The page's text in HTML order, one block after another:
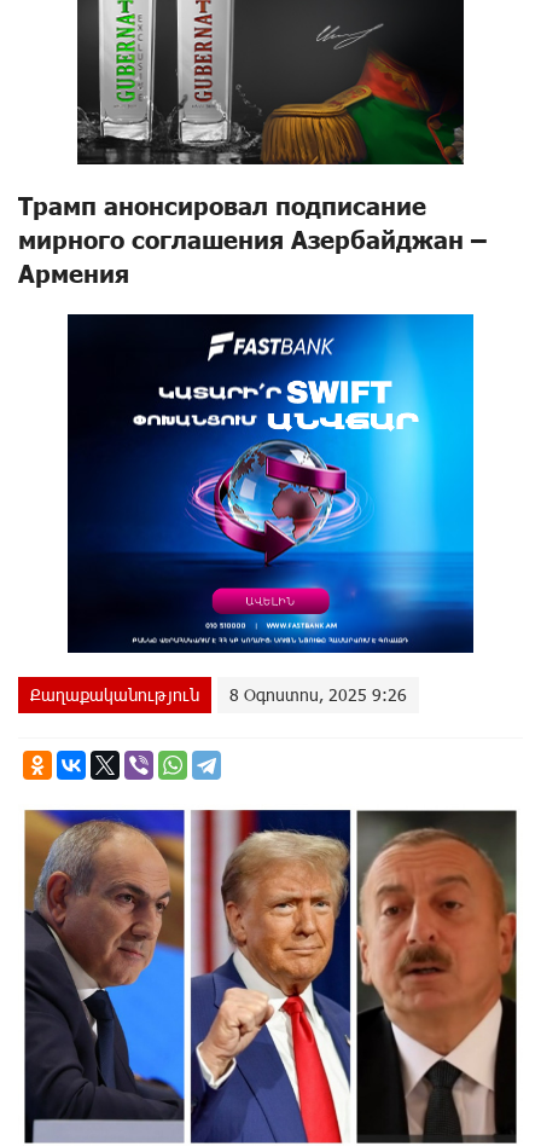
Трамп анонсировал подписание
мирного соглашения Азербайджан –
Армения
Քաղաքականություն 8 Օգոստոս, 2025 9:26